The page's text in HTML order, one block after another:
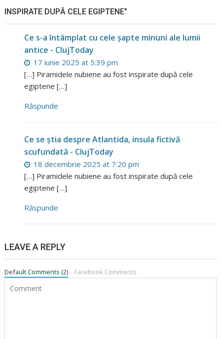
INSPIRATE DUPĂ CELE EGIPTENE”
Ce s-a întâmplat cu cele șapte minuni ale lumii
antice - ClujToday
17 iunie 2025 at 5:39 pm
[…] Piramidele nubiene au fost inspirate după cele
egiptene […]
Răspunde
Ce se știa despre Atlantida, insula fictivă
scufundată - ClujToday
18 decembrie 2025 at 7:20 pm
[…] Piramidele nubiene au fost inspirate după cele
egiptene […]
Răspunde
LEAVE A REPLY
Default Comments (2) Facebook Comments